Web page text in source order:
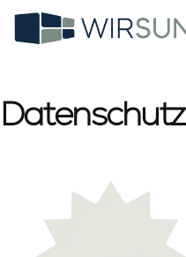
Datenschutz